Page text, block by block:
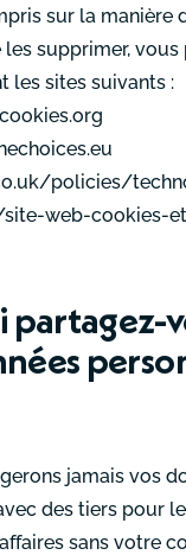
sur la manière
supprimer, vous
les sites suivants :
policies/
web-cookies-
partagez-
jamais vos
des tiers pour
sans votre